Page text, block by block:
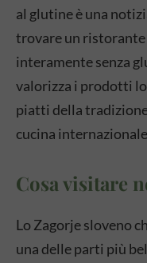
al glutine è una
trovare un
interamente senza
valorizza i prodotti
piatti della
cucina
Cosa visitare
Lo Zagorje sloveno
una delle parti più